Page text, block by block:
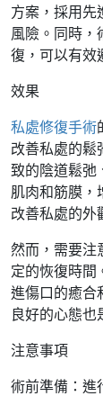
方案，採用先
風險。同時，
復，可以有效
效果
私處修復手術
改善私處的鬆
致的陰道鬆弛
肌肉和筋膜，
改善私處的外
然而，需要注
定的恢復時間
進傷口的癒合
良好的心態也
注意事項
術前準備：進